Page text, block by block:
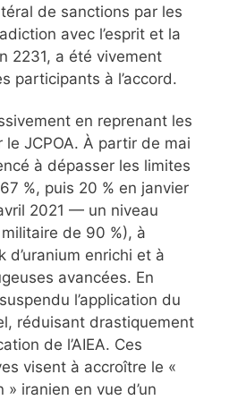
de sanctions par les
avec l’esprit et la
2231, a été vivement
participants à l’accord.
en reprenant les
JCPOA. À partir de mai
à dépasser les limites
%, puis 20 % en janvier
2021 — un niveau
de 90 %), à
d’uranium enrichi et à
avancées. En
l’application du
réduisant drastiquement
de l’AIEA. Ces
visent à accroître le «
iranien en vue d’un